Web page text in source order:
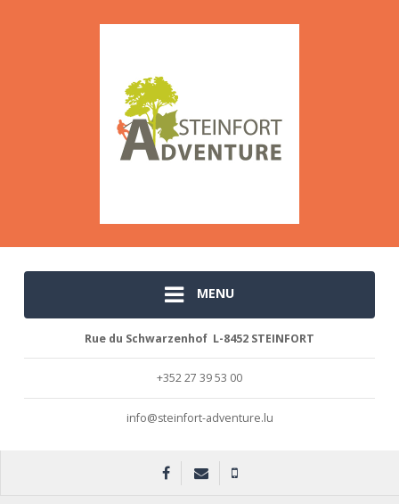
MENU
Rue du Schwarzenhof L-8452 STEINFORT
+352 27 39 53 00
info@steinfort-adventure.lu